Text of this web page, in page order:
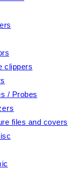
clippers
/ Probes
files and covers